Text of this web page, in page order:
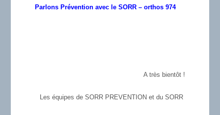
Parlons Prévention avec le SORR – orthos 974
A très bientôt !
Les équipes de SORR PREVENTION et du SORR